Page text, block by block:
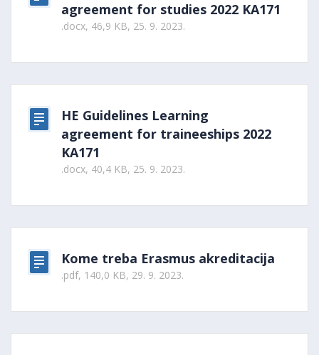
agreement for studies 2022 KA171
.docx, 46,9 KB, 25. 9. 2023.
HE Guidelines Learning
agreement for traineeships 2022
KA171
.docx, 40,4 KB, 25. 9. 2023.
Kome treba Erasmus akreditacija
.pdf, 140,0 KB, 29. 9. 2023.